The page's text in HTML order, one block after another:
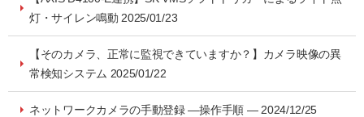
灯・サイレン鳴動 2025/01/23
【そのカメラ、正常に監視できていますか？】カメラ映像の異
常検知システム 2025/01/22
ネットワークカメラの手動登録 ―操作手順 ― 2024/12/25